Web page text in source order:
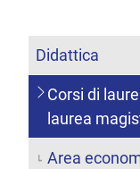
Didattica
Corsi di
laurea
Area